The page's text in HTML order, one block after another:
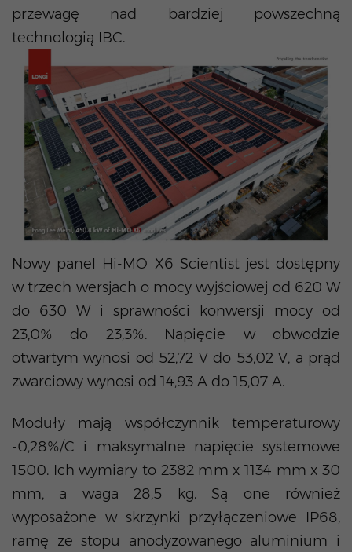
przewagę nad bardziej powszechną
technologią IBC.
Nowy panel Hi-MO X6 Scientist jest dostępny
w trzech wersjach o mocy wyjściowej od 620 W
do 630 W i sprawności konwersji mocy od
23,0% do 23,3%. Napięcie w obwodzie
otwartym wynosi od 52,72 V do 53,02 V, a prąd
zwarciowy wynosi od 14,93 A do 15,07 A.
Moduły mają współczynnik temperaturowy
-0,28%/C i maksymalne napięcie systemowe
1500. Ich wymiary to 2382 mm x 1134 mm x 30
mm, a waga 28,5 kg. Są one również
wyposażone w skrzynki przyłączeniowe IP68,
ramę ze stopu anodyzowanego aluminium i